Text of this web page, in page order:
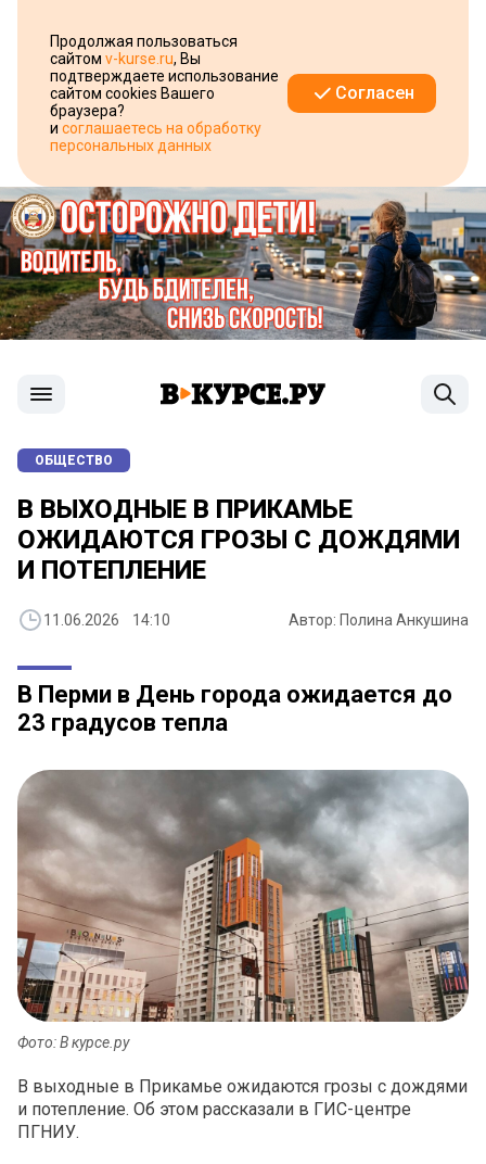
Продолжая пользоваться
сайтом v-kurse.ru, Вы
подтверждаете использование
сайтом cookies Вашего
браузера?
и соглашаетесь на обработку
персональных данных
Согласен
ОБЩЕСТВО
​В ВЫХОДНЫЕ В ПРИКАМЬЕ
ОЖИДАЮТСЯ ГРОЗЫ С ДОЖДЯМИ
И ПОТЕПЛЕНИЕ
11.06.2026 14:10 Автор: Полина Анкушина
В Перми в День города ожидается до
23 градусов тепла
Фото: В курсе.ру
В выходные в Прикамье ожидаются грозы с дождями
и потепление. Об этом рассказали в ГИС-центре
ПГНИУ.